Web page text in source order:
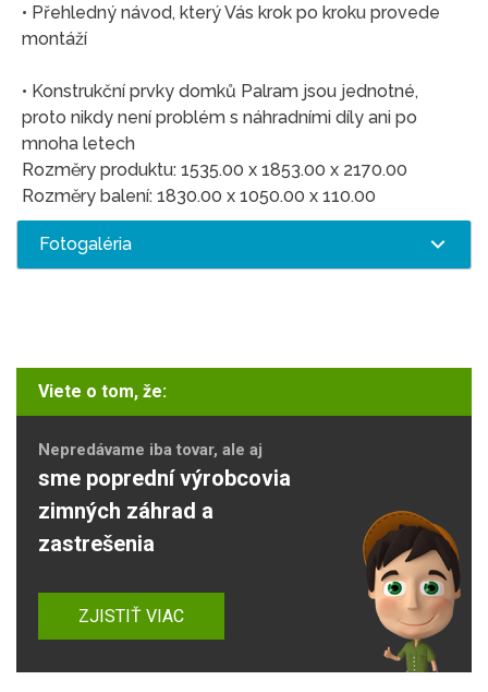
• Přehledný návod, který Vás krok po kroku provede
montáží
• Konstrukční prvky domků Palram jsou jednotné,
proto nikdy není problém s náhradními díly ani po
mnoha letech
Rozměry produktu: 1535.00 x 1853.00 x 2170.00
Rozměry balení: 1830.00 x 1050.00 x 110.00
Fotogaléria
Viete o tom, že:
Nepredávame iba tovar, ale aj
sme poprední výrobcovia
zimných záhrad a
zastrešenia
ZJISTIŤ VIAC